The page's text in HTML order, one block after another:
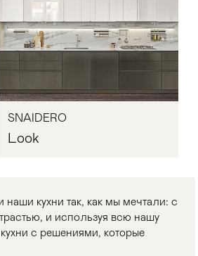
SNAIDERO
Look
кухни так, как мы мечтали: с
и используя всю нашу
с решениями, которые